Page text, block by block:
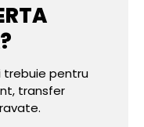
trebuie pentru
transfer